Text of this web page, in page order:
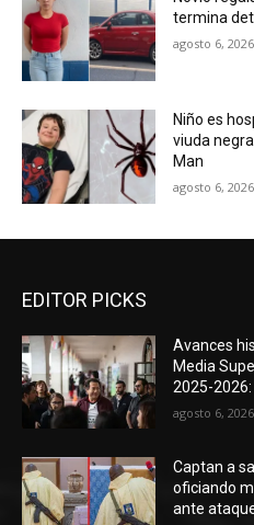
termina
agosto 6, 2026
Niño es
viuda
Man
agosto 6, 2026
EDITOR PICKS
Avances
Media
2025-
agosto 6, 2026
Captan a
oficiando
ante